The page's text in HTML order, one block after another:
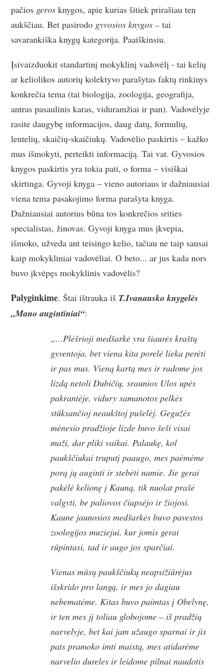
pačios gerosknygos, apie kurias šitiek prirašiau ten
aukščiau. Bet pasirodo gyvosios knygos –tai
savarankiška knygų kategorija. Paaiškinsiu.
Įsivaizduokit standartinį mokyklinį vadovėlį - tai kelių
ar keliolikos autorių kolektyvo parašytas faktų rinkinys
konkrečia tema (tai biologija, zoologija, geografija,
antras pasaulinis karas, viduramžiai ir pan). Vadovėlyje
rasite daugybę informacijos, daug datų, formulių,
lentelių, skaičių-skaičiukų. Vadovėlio paskirtis – kažko
mus išmokyti, perteikti informaciją. Tai vat. Gyvosios
knygos paskirtis yra tokia pati, o forma – visiškai
skirtinga. Gyvoji knyga – vieno autoriaus ir dažniausiai
viena tema pasakojimo forma parašyta knyga.
Dažniausiai autorius būna tos konkrečios srities
specialistas, žinovas. Gyvoji knyga mus įkvepia,
išmoko, užveda ant teisingo kelio, tačiau ne taip sausai
kaip mokykliniai vadovėliai. O beto... ar jus kada nors
buvo įkvėpęs mokyklinis vadovėlis?
Palyginkime. Štai ištrauka iš T.Ivanausko knygelės
„Mano augintiniai“:
„...Plėšrioji medšarkė yra šiaurės kraštų
gyventoja, bet viena kita porelė lieka perėti
ir pas mus. Vieną kartą mes ir radome jos
lizdą netoli Dubičių, sraunios Ulos upės
pakrantėje, vidury samanotos pelkės
stūksančioj neaukštoj pušelėj. Gegužės
mėnesio pradžioje lizde buvo šeši visai
maži, dar pliki vaikai. Palaukę, kol
paukščiukai truputį paaugo, mes paėmėme
porą jų auginti ir stebėti namie. Jie gerai
pakėlė kelionę į Kauną, tik nuolat prašė
valgyti, be paliovos čiapsėjo ir žiojosi.
Kaune jaunosios medšarkės buvo pavestos
zoologijos muziejui, kur jomis gerai
rūpintasi, tad ir augo jos sparčiai.
Vienas mūsų paukščiukų neapsižiūrėjus
išskrido pro langą, ir mes jo dagiau
nebematėme. Kitas buvo paimtas į Obelynę,
ir ten mes jį toliau globojome – iš pradžių
narvelyje, bet kai jam užaugo sparnai ir jis
pats pramoko imti maistą, mes atidarėme
narvelio dureles ir leidome pilnai naudotis